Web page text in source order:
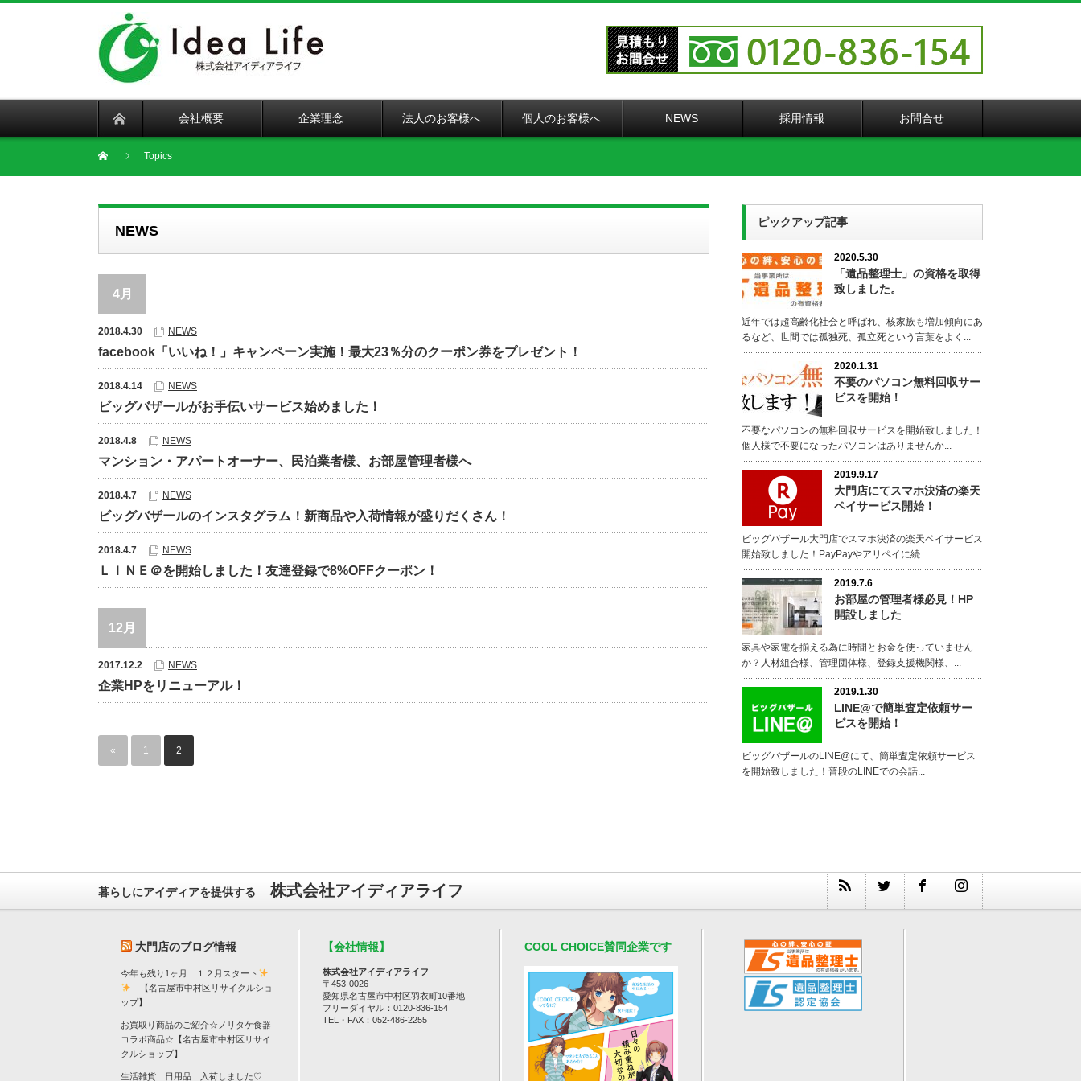
会社概要 企業理念 法人のお客様へ 個人のお客様へ NEWS 採用情報 お問合せ
Topics
NEWS
4月
2018.4.30 NEWS
facebook「いいね！」キャンペーン実施！最大23％分のクーポン券をプレゼント！
2018.4.14 NEWS
ビッグバザールがお手伝いサービス始めました！
2018.4.8 NEWS
マンション・アパートオーナー、民泊業者様、お部屋管理者様へ
2018.4.7 NEWS
ビッグバザールのインスタグラム！新商品や入荷情報が盛りだくさん！
2018.4.7 NEWS
ＬＩＮＥ＠を開始しました！友達登録で8%OFFクーポン！
12月
2017.12.2 NEWS
企業HPをリニューアル！
« 1 2
ピックアップ記事
2020.5.30
「遺品整理士」の資格を取得
致しました。
近年では超高齢化社会と呼ばれ、核家族も増加傾向にあ
るなど、世間では孤独死、孤立死という言葉をよく...
2020.1.31
不要のパソコン無料回収サー
ビスを開始！
不要なパソコンの無料回収サービスを開始致しました！
個人様で不要になったパソコンはありませんか...
2019.9.17
大門店にてスマホ決済の楽天
ペイサービス開始！
ビッグバザール大門店でスマホ決済の楽天ペイサービス
開始致しました！PayPayやアリペイに続...
2019.7.6
お部屋の管理者様必見！HP
開設しました
家具や家電を揃える為に時間とお金を使っていません
か？人材組合様、管理団体様、登録支援機関様、...
2019.1.30
LINE@で簡単査定依頼サー
ビスを開始！
ビッグバザールのLINE@にて、簡単査定依頼サービス
を開始致しました！普段のLINEでの会話...
暮らしにアイディアを提供する 株式会社アイディアライフ
大門店のブログ情報
今年も残り1ヶ月 １２月スタート
【名古屋市中村区リサイクルショ
ップ】
お買取り商品のご紹介☆ノリタケ食器
コラボ商品☆【名古屋市中村区リサイ
クルショップ】
生活雑貨 日用品 入荷しました♡
【会社情報】
株式会社アイディアライフ
〒453-0026
愛知県名古屋市中村区羽衣町10番地
フリーダイヤル：0120-836-154
TEL・FAX：052-486-2255
COOL CHOICE賛同企業です